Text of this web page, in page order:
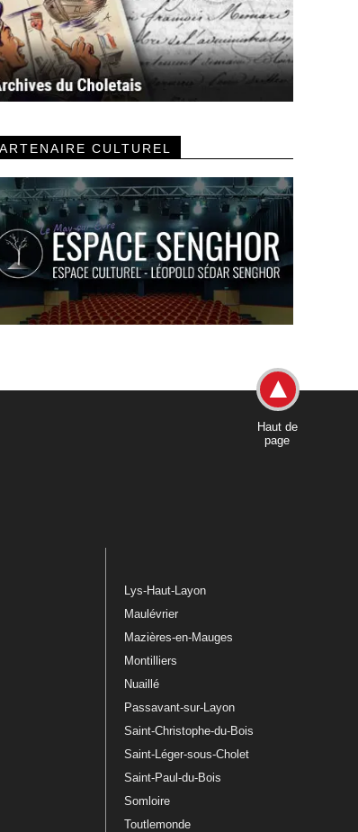
CULTUREL
Haut de
page
Lys-Haut-Layon
Maulévrier
Mazières-en-Mauges
Montilliers
Nuaillé
Passavant-sur-Layon
Saint-Christophe-du-Bois
Saint-Léger-sous-Cholet
Saint-Paul-du-Bois
Somloire
Toutlemonde